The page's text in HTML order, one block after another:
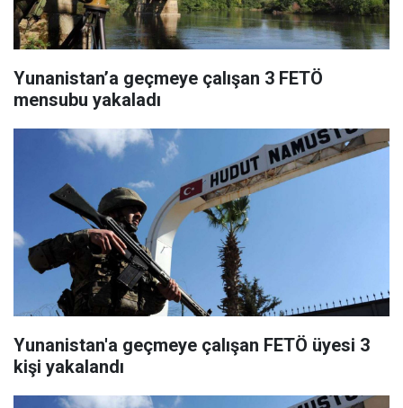
Yunanistan’a geçmeye çalışan 3 FETÖ
mensubu yakaladı
Yunanistan'a geçmeye çalışan FETÖ üyesi 3
kişi yakalandı